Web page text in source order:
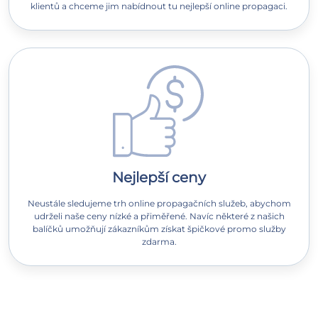
klientů a chceme jim nabídnout tu nejlepší online propagaci.
Nejlepší ceny
Neustále sledujeme trh online propagačních služeb, abychom
udrželi naše ceny nízké a přiměřené. Navíc některé z našich
balíčků umožňují zákazníkům získat špičkové promo služby
zdarma.